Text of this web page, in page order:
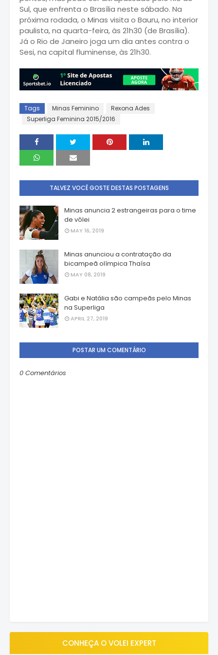
Sul, que enfrenta o Brasília neste sábado. Na
próxima rodada, o Minas visita o Bauru, no interior
paulista, na quarta-feira, às 21h30 (de Brasília).
Já o Rio de Janeiro joga um dia antes contra o
Sesi, na capital fluminense, às 21h30.
Tags Minas Feminino
Rexona Ades
Superliga Feminina 2015/2016
TALVEZ VOCÊ GOSTE DESTAS POSTAGENS
Minas anuncia 2 estrangeiras para o time
de vôlei
MAY 16, 2019
Minas anunciou a contratação da
bicampeã olímpica Thaísa
MAY 08, 2019
Gabi e Natália são campeãs pelo Minas
na Superliga
APRIL 27, 2019
POSTAR UM COMENTÁRIO
0 Comentários
CONHEÇA O VOLEI EXPERT